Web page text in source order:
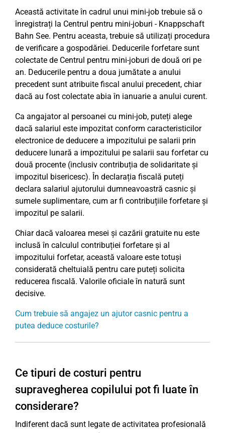
Această activitate în cadrul unui mini-job trebuie să o
înregistrați la Centrul pentru mini-joburi - Knappschaft
Bahn See. Pentru aceasta, trebuie să utilizați procedura
de verificare a gospodăriei. Deducerile forfetare sunt
colectate de Centrul pentru mini-joburi de două ori pe
an. Deducerile pentru a doua jumătate a anului
precedent sunt atribuite fiscal anului precedent, chiar
dacă au fost colectate abia în ianuarie a anului curent.
Ca angajator al persoanei cu mini-job, puteți alege
dacă salariul este impozitat conform caracteristicilor
electronice de deducere a impozitului pe salarii prin
deducere lunară a impozitului pe salarii sau forfetar cu
două procente (inclusiv contribuția de solidaritate și
impozitul bisericesc). În declarația fiscală puteți
declara salariul ajutorului dumneavoastră casnic și
sumele suplimentare, cum ar fi contribuțiile forfetare și
impozitul pe salarii.
Chiar dacă valoarea mesei și cazării gratuite nu este
inclusă în calculul contribuției forfetare și al
impozitului forfetar, această valoare este totuși
considerată cheltuială pentru care puteți solicita
reducerea fiscală. Valorile oficiale în natură sunt
decisive.
Cum trebuie să angajez un ajutor casnic pentru a
putea deduce costurile?
Ce tipuri de costuri pentru
supravegherea copilului pot fi luate în
considerare?
Indiferent dacă sunt legate de activitatea profesională